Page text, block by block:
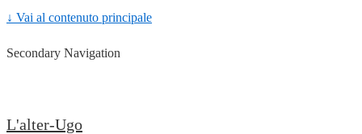
↓ Vai al contenuto principale
Secondary Navigation
L'alter-Ugo